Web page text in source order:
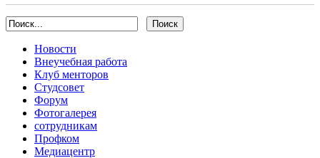
Новости
Внеучебная работа
Клуб менторов
Студсовет
Форум
Фотогалерея
сотрудникам
Профком
Медиацентр